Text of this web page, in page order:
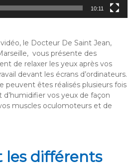
10:11
le Docteur De Saint Jean,
vous présente des
de relaxer les yeux après vos
devant les écrans d’ordinateurs.
peuvent êtes réalisés plusieurs fois
vos yeux de façon
muscles oculomoteurs et de
les différents